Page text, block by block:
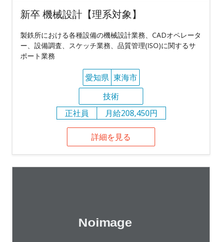
新卒 機械設計【理系対象】
製鉄所における各種設備の機械設計業務、CADオペレータ
ー、設備調査、スケッチ業務、品質管理(ISO)に関するサ
ポート業務
愛知県 東海市
技術
正社員
月給208,450円
詳細を見る